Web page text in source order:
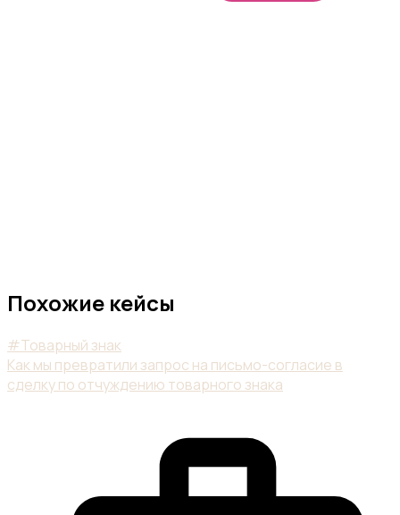
Похожие кейсы
#Товарный знак
Как мы превратили запрос на письмо-согласие в
сделку по отчуждению товарного знака